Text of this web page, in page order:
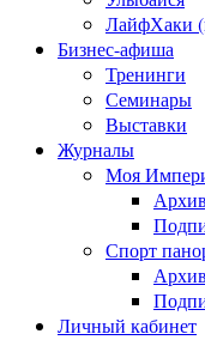
ЛайфХаки
Бизнес-афиша
Тренинги
Семинары
Выставки
Журналы
Моя
Спорт
Личный кабинет